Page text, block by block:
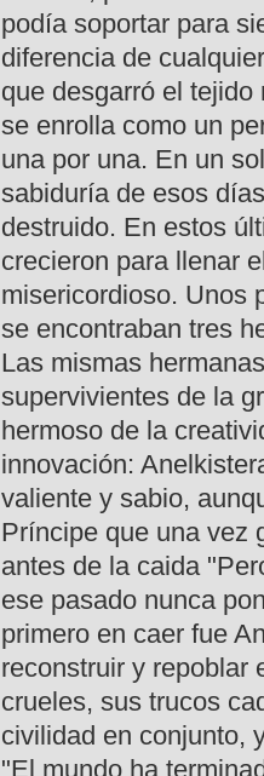
podía soportar para
diferencia de
que desgarró el
se enrolla como un
una por una. En un
sabiduría de esos
destruido. En estos
crecieron para llenar
misericordioso. Unos
se encontraban tres
Las mismas
supervivientes de la
hermoso de la
innovación:
valiente y sabio,
Príncipe que una vez
antes de la caida
ese pasado nunca
primero en caer fue
reconstruir y repoblar
crueles, sus trucos
civilidad en conjunto,
"El mundo ha